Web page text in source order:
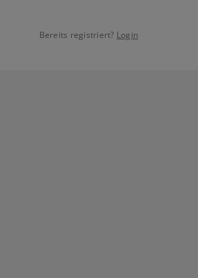
Bereits registriert? Login